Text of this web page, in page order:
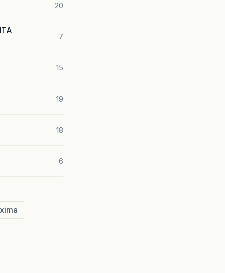
20
7
15
19
18
6